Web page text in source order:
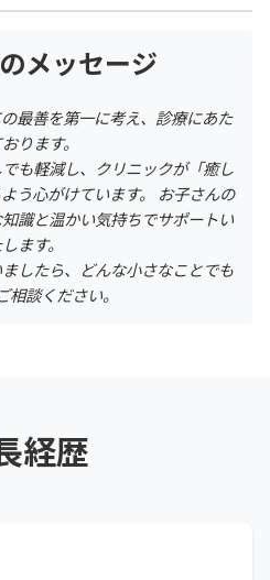
メッセージ
最善を第一に考え、診療にあた
ります。
も軽減し、クリニックが「癒し
う心がけています。 お子さんの
識と温かい気持ちでサポートい
ます。
したら、どんな小さなことでも
相談ください。
経歴